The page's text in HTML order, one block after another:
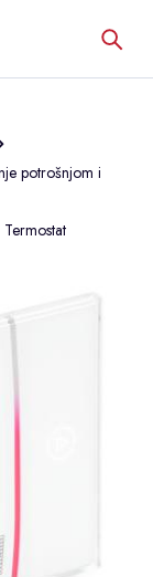
potrošnjom i